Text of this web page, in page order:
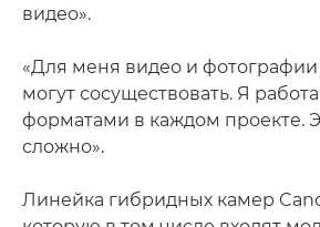
видео».
«Для меня видео и
могут сосуществовать. Я
форматами в каждом проекте.
сложно».
Линейка гибридных камер